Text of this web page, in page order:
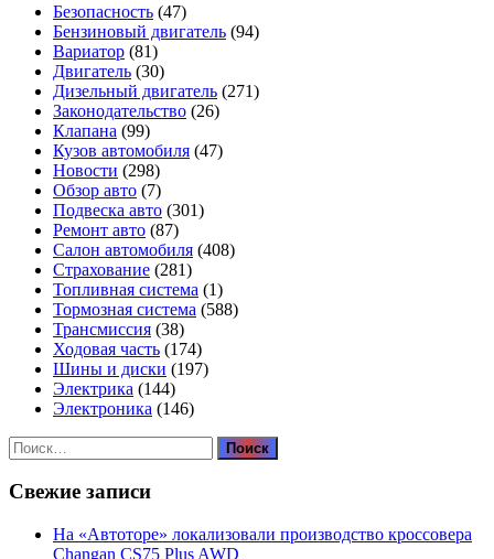
Безопасность (47)
Бензиновый двигатель (94)
Вариатор (81)
Двигатель (30)
Дизельный двигатель (271)
Законодательство (26)
Клапана (99)
Кузов автомобиля (47)
Новости (298)
Обзор авто (7)
Подвеска авто (301)
Ремонт авто (87)
Салон автомобиля (408)
Страхование (281)
Топливная система (1)
Тормозная система (588)
Трансмиссия (38)
Ходовая часть (174)
Шины и диски (197)
Электрика (144)
Электроника (146)
Найти:
Свежие записи
На «Автоторе» локализовали производство кроссовера
Changan CS75 Plus AWD